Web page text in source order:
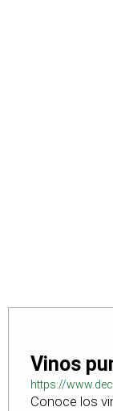
Vinos
https://
Conoce los